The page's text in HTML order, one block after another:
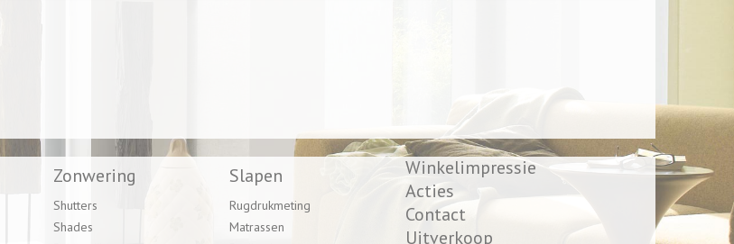
Zonwering
Shutters
Shades
Slapen
Rugdrukmeting
Matrassen
Winkelimpressie
Acties
Contact
Uitverkoop